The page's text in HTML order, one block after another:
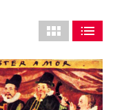
Layout
des
Grids
anpassen
ALS GRIDALS